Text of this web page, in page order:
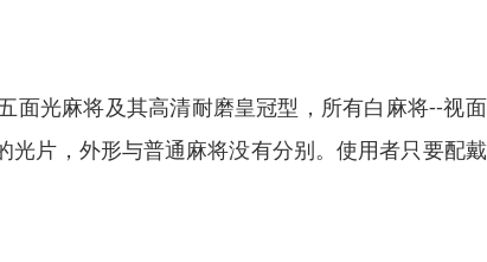
面光麻将及其高清耐磨皇冠型，所有白麻将--视
片，外形与普通麻将没有分别。使用者只要配